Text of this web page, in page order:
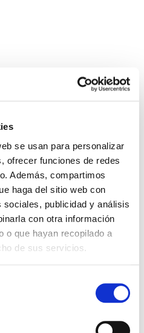
se usan para personalizar
ofrecer funciones de redes
Además, compartimos
haga del sitio web con
publicidad y análisis
con otra información
o que hayan recopilado a
de sus servicios.